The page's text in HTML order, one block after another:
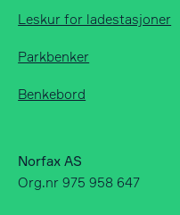
Leskur for ladestasjoner
Parkbenker
Benkebord
Norfax AS
Org.nr 975 958 647